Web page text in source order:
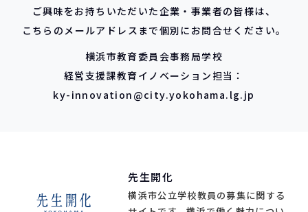
ご興味をお持ちいただいた企業・事業者の皆様は、
こちらのメールアドレスまで個別にお問合せください。
横浜市教育委員会事務局学校
経営支援課教育イノベーション担当：
ky-innovation@city.yokohama.lg.jp
先生開化
横浜市公立学校教員の募集に関する